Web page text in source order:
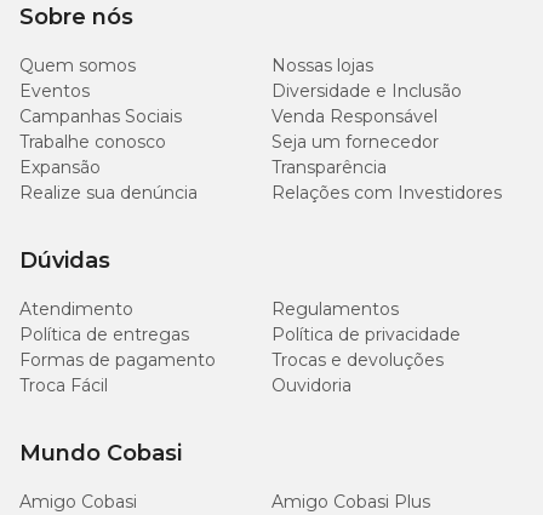
Sobre nós
Quem somos
Nossas lojas
Eventos
Diversidade e Inclusão
Campanhas Sociais
Venda Responsável
Trabalhe conosco
Seja um fornecedor
Expansão
Transparência
Realize sua denúncia
Relações com Investidores
Dúvidas
Atendimento
Regulamentos
Política de entregas
Política de privacidade
Formas de pagamento
Trocas e devoluções
Troca Fácil
Ouvidoria
Mundo Cobasi
Amigo Cobasi
Amigo Cobasi Plus